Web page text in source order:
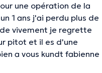
une opération de la
1 ans j'ai perdu plus de
vivement je regrette
pitot et il es d'une
a vous kundt fabienne